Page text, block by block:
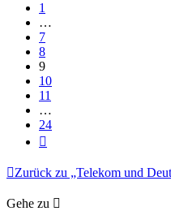
1
…
7
8
9
10
11
…
24
Zurück zu „Telekom und
Gehe zu